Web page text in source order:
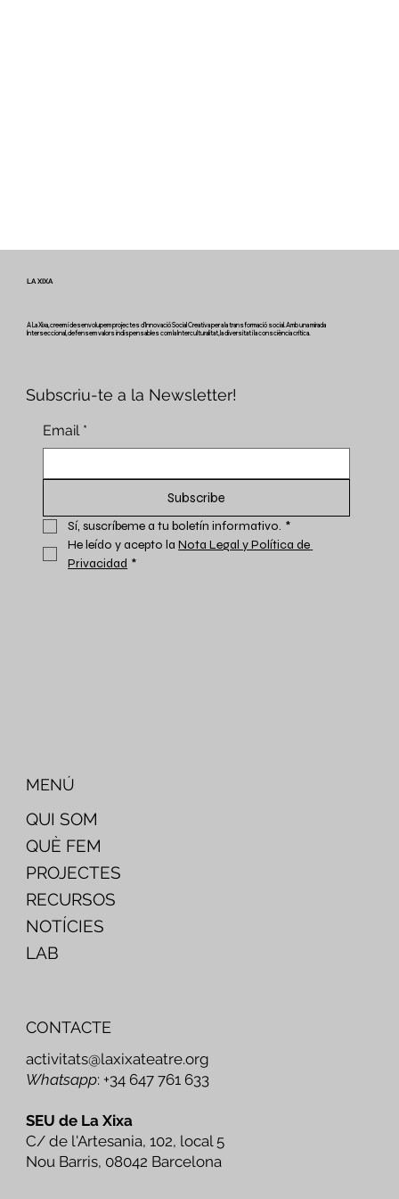
LA XIXA
A La Xixa, creem i desenvolupem projectes d'Innovació Social Creativa per a la transformació social. Amb una mirada
Interseccional, defensem valors indispensables com la Interculturalitat, la diversitat i la consciència crítica.
Subscriu-te a la Newsletter!
Email *
Subscribe
Sí, suscríbeme a tu boletín informativo. *
He leído y acepto la Nota Legal y Política de
Privacidad *
QUI SOM
QUÈ FEM
PROJECTES
RECURSOS
NOTÍCIES
LAB
MENÚ
CONTACTE
activitats@laxixateatre.org
Whatsapp: +34 647 761 633
SEU de La Xixa
C/ de l'Artesania, 102, local 5
Nou Barris, 08042 Barcelona